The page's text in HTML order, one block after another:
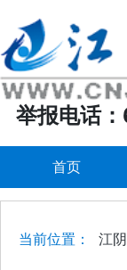
举报电话
首页
当前位置： 江